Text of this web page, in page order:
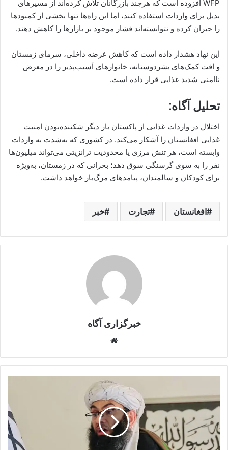
WFP افزوده است که هرچند بازرگانان تلاش کرده‌اند از مسیرهای
بدیل برای واردات استفاده کنند، اما این راه‌ها تنها بخشی از کمبودها
را جبران کرده و نتوانسته‌اند فشار موجود بر بازارها را کاهش دهند.
این نهاد هشدار داده است که کاهش عرضه داخلی، سرمای زمستان
و افت کمک‌های بشردوستانه، خانوارهای آسیب‌پذیر را در معرض
ناامنی شدید غذایی قرار داده است.
تحلیل آگاه:
اختلال در واردات غذایی از پاکستان بار دیگر شکننده‌بودن امنیت
غذایی افغانستان را آشکار می‌کند. در کشوری که به‌شدت به واردات
وابسته است، هر تنش مرزی یا محدودیت ترانزیتی می‌تواند میلیون‌ها
نفر را به سوی گرسنگی سوق دهد؛ بحرانی که در زمستان، به‌ویژه
برای کودکان و سالمندان، پیامدهای مرگ‌بار خواهد داشت.
افغانستان تجارت خبر
خبرگزاری آگاه
قوانین
«الهی»
است
و